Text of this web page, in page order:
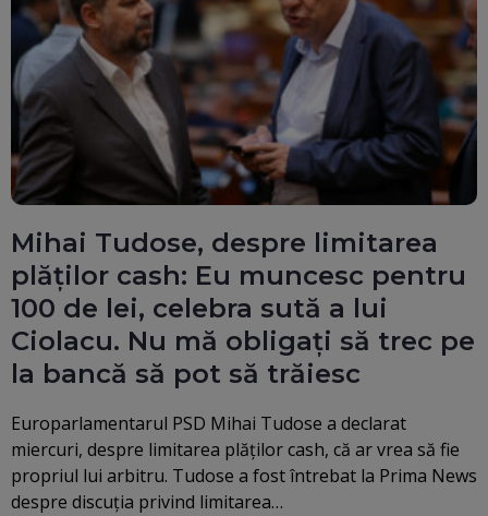
Mihai Tudose, despre limitarea
plăților cash: Eu muncesc pentru
100 de lei, celebra sută a lui
Ciolacu. Nu mă obligați să trec pe
la bancă să pot să trăiesc
Europarlamentarul PSD Mihai Tudose a declarat
miercuri, despre limitarea plăţilor cash, că ar vrea să fie
propriul lui arbitru. Tudose a fost întrebat la Prima News
despre discuţia privind limitarea…